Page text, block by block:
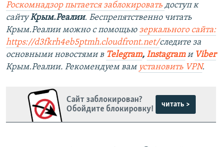
Роскомнадзор пытается заблокировать доступ к
сайтуКрым.Реалии. Беспрепятственно читать
Крым.Реалии можно с помощью зеркального сайта:
https://d3fkrh4eb5ptmh.cloudfront.net/следите за
основными новостями в Telegram, Instagram и Viber
Крым.Реалии. Рекомендуем вам установить VPN.
Сайт заблокирован?
Обойдите блокировку!
читать >